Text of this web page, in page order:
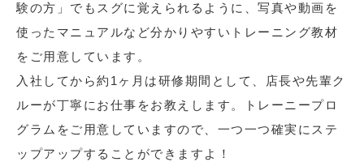
験の方」でもスグに覚えられるように、写真や動画を
使ったマニュアルなど分かりやすいトレーニング教材
をご用意しています。
入社してから約1ヶ月は研修期間として、店長や先輩ク
ルーが丁寧にお仕事をお教えします。トレーニープロ
グラムをご用意していますので、一つ一つ確実にステ
ップアップすることができますよ！